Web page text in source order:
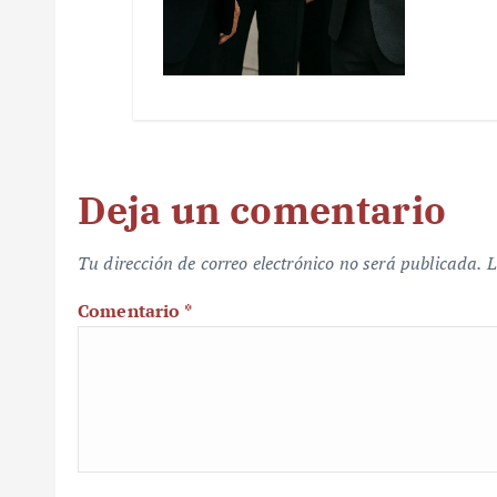
Deja un comentario
Tu dirección de correo electrónico no será publicada.
Comentario *